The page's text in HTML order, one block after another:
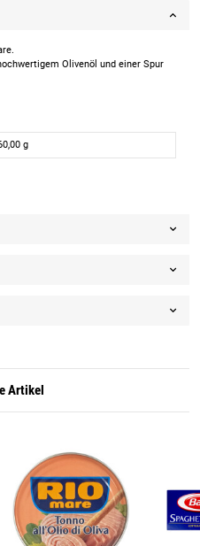
Olivenöl und einer Spur
g
Artikel